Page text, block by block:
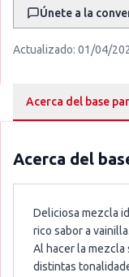
Únete a la
Actualizado: 01/04/
Acerca del base
Acerca del
Deliciosa mezcla
rico sabor a vainilla.
Al hacer la
distintas